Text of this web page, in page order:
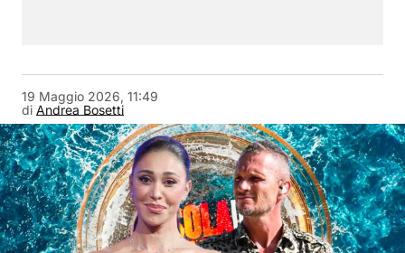
di Andrea Bosetti
19 Maggio 2026, 11:49